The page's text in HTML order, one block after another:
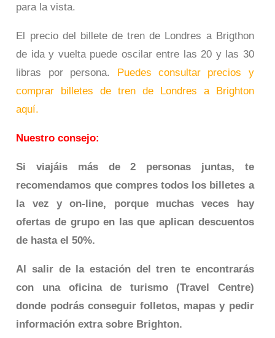
para la vista.
El precio del billete de tren de Londres a Brigthon
de ida y vuelta puede oscilar entre las 20 y las 30
libras por persona. Puedes consultar precios y
comprar billetes de tren de Londres a Brighton
aquí.
Nuestro consejo:
Si viajáis más de 2 personas juntas, te
recomendamos que compres todos los billetes a
la vez y on-line, porque muchas veces hay
ofertas de grupo en las que aplican descuentos
de hasta el 50%.
Al salir de la estación del tren te encontrarás
con una oficina de turismo (Travel Centre)
donde podrás conseguir folletos, mapas y pedir
información extra sobre Brighton.